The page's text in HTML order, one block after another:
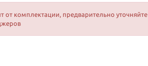
от комплектации, предварительно уточняйте